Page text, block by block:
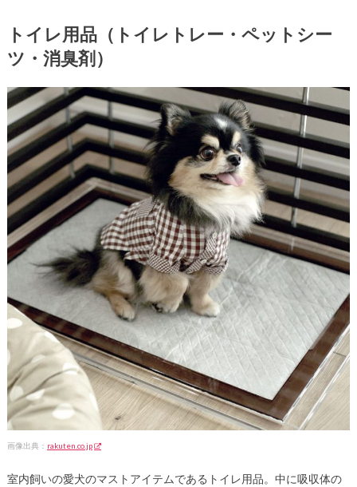
トイレ用品（トイレトレー・ペットシー
ツ・消臭剤）
画像出典： rakuten.co.jp
室内飼いの愛犬のマストアイテムであるトイレ用品。中に吸収体の